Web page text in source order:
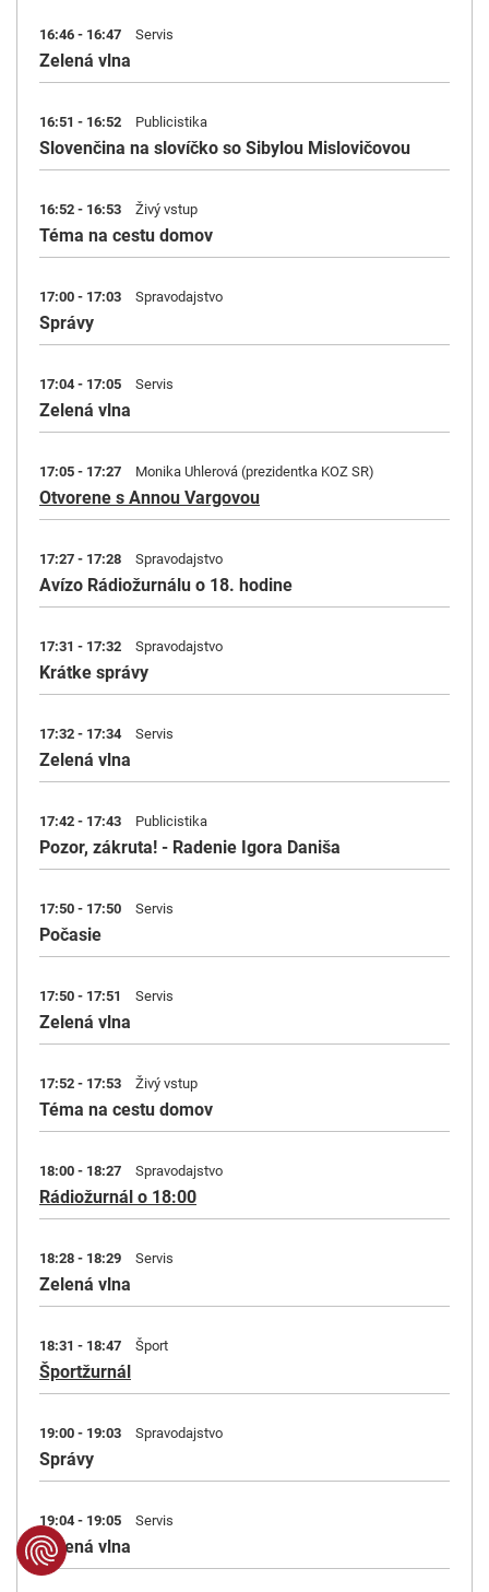
16:46 - 16:47 Servis
Zelená vlna
16:51 - 16:52 Publicistika
Slovenčina na slovíčko so Sibylou Mislovičovou
16:52 - 16:53 Živý vstup
Téma na cestu domov
17:00 - 17:03 Spravodajstvo
Správy
17:04 - 17:05 Servis
Zelená vlna
17:05 - 17:27 Monika Uhlerová (prezidentka KOZ SR)
Otvorene s Annou Vargovou
17:27 - 17:28 Spravodajstvo
Avízo Rádiožurnálu o 18. hodine
17:31 - 17:32 Spravodajstvo
Krátke správy
17:32 - 17:34 Servis
Zelená vlna
17:42 - 17:43 Publicistika
Pozor, zákruta! - Radenie Igora Daniša
17:50 - 17:50 Servis
Počasie
17:50 - 17:51 Servis
Zelená vlna
17:52 - 17:53 Živý vstup
Téma na cestu domov
18:00 - 18:27 Spravodajstvo
Rádiožurnál o 18:00
18:28 - 18:29 Servis
Zelená vlna
18:31 - 18:47 Šport
Športžurnál
19:00 - 19:03 Spravodajstvo
Správy
19:04 - 19:05 Servis
Zelená vlna